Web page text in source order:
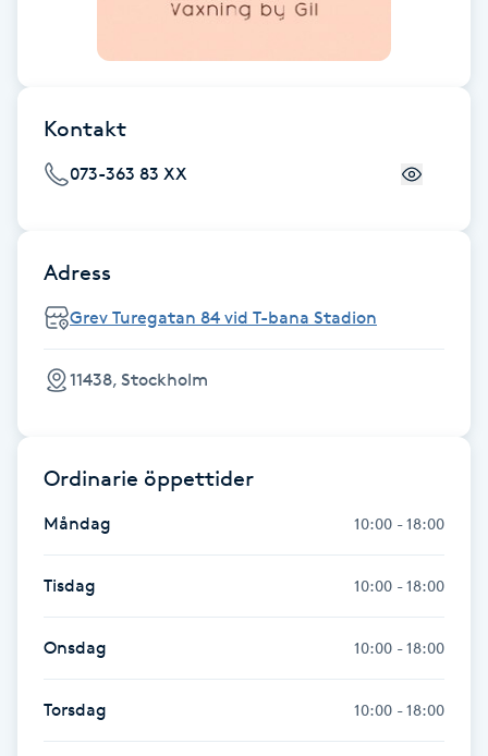
Färgning
Föning
Gel naglar
Gelenaglar
Gellack
Gravidmassage
Gravidyoga
Gruppträning
Gua Sha-massage
Kontakt
073-363 83 XX
Adress
Grev Turegatan 84 vid T-bana Stadion
11438, Stockholm
Ordinarie öppettider
Måndag 10:00 - 18:00
Tisdag 10:00 - 18:00
Onsdag 10:00 - 18:00
Torsdag 10:00 - 18:00